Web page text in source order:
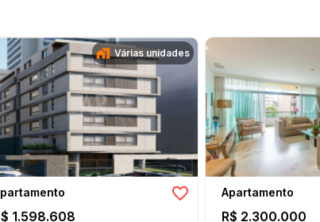
Várias unidades
1.598.608
Apartamento
R$ 2.300.000